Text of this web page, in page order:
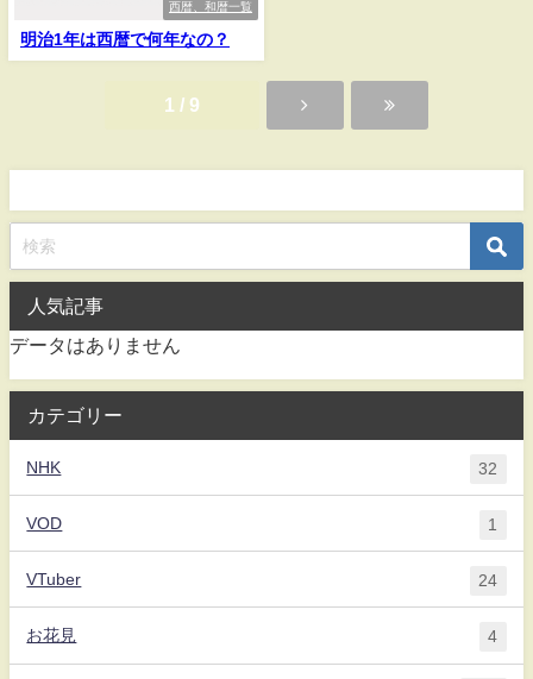
西暦、和暦一覧
明治1年は西暦で何年なの？
1 / 9
人気記事
データはありません
カテゴリー
NHK 32
VOD 1
VTuber 24
お花見 4